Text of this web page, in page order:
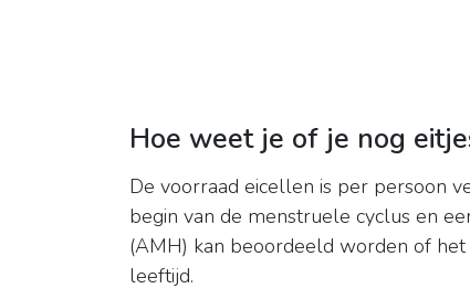
Hoe weet je of je nog
De voorraad eicellen is per persoon
begin van de menstruele cyclus en
(AMH) kan beoordeeld worden of
leeftijd.